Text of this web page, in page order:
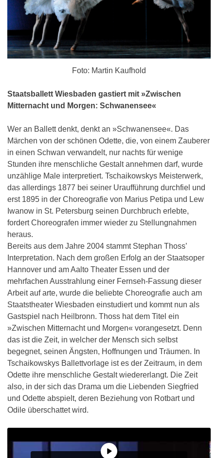
Foto: Martin Kaufhold
Staatsballett Wiesbaden gastiert mit »Zwischen
Mitternacht und Morgen: Schwanensee«
Wer an Ballett denkt, denkt an »Schwanensee«. Das
Märchen von der schönen Odette, die, von einem Zauberer
in einen Schwan verwandelt, nur nachts für wenige
Stunden ihre menschliche Gestalt annehmen darf, wurde
unzählige Male interpretiert. Tschaikowskys Meisterwerk,
das allerdings 1877 bei seiner Uraufführung durchfiel und
erst 1895 in der Choreografie von Marius Petipa und Lew
Iwanow in St. Petersburg seinen Durchbruch erlebte,
fordert Choreografen immer wieder zu Stellungnahmen
heraus.
Bereits aus dem Jahre 2004 stammt Stephan Thoss’
Interpretation. Nach dem großen Erfolg an der Staatsoper
Hannover und am Aalto Theater Essen und der
mehrfachen Ausstrahlung einer Fernseh-Fassung dieser
Arbeit auf arte, wurde die beliebte Choreografie auch am
Staatstheater Wiesbaden einstudiert und kommt nun als
Gastspiel nach Heilbronn. Thoss hat dem Titel ein
»Zwischen Mitternacht und Morgen« vorangesetzt. Denn
das ist die Zeit, in welcher der Mensch sich selbst
begegnet, seinen Ängsten, Hoffnungen und Träumen. In
Tschaikowskys Ballettvorlage ist es der Zeitraum, in dem
Odette ihre menschliche Gestalt wiedererlangt. Die Zeit
also, in der sich das Drama um die Liebenden Siegfried
und Odette abspielt, deren Beziehung von Rotbart und
Odile überschattet wird.